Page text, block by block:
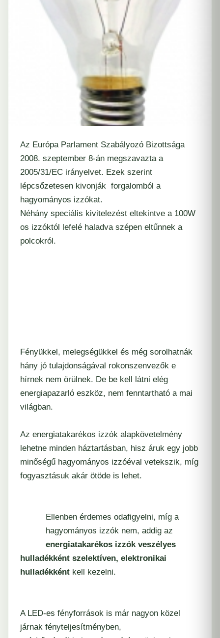
Az Európa Parlament Szabályozó Bizottsága
2008. szeptember 8-án megszavazta a
2005/31/EC irányelvet. Ezek szerint
lépcsőzetesen kivonják forgalomból a
hagyományos izzókat.
Néhány speciális kivitelezést eltekintve a 100W
os izzóktól lefelé haladva szépen eltűnnek a
polcokról.
Fényükkel, melegségükkel és még sorolhatnák
hány jó tulajdonságával rokonszenvezők e
hírnek nem örülnek. De be kell látni elég
energiapazarló eszköz, nem fenntartható a mai
világban.
Az energiatakarékos izzók alapkövetelmény
lehetne minden háztartásban, hisz áruk egy jobb
minőségű hagyományos izzóéval vetekszik, míg
fogyasztásuk akár ötöde is lehet.
Ellenben érdemes odafigyelni, míg a
hagyományos izzók nem, addig az
energiatakarékos izzók veszélyes
hulladékként szelektíven, elektronikai
hulladékként kell kezelni.
A LED-es fényforrások is már nagyon közel
járnak fényteljesítményben,